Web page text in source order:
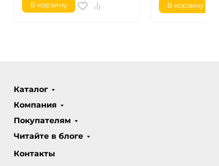
В корзину В корзину
Каталог
Компания
Покупателям
Читайте в блоге
Контакты